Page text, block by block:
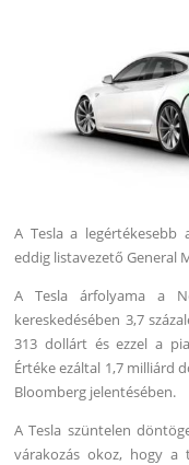
A Tesla a
eddig listavezető General
A Tesla árfolyama a
kereskedésében 3,7
313 dollárt és ezzel a
Értéke ezáltal 1,7 milliárd
Bloomberg jelentésében.
A Tesla szüntelen
várakozás okoz, hogy a